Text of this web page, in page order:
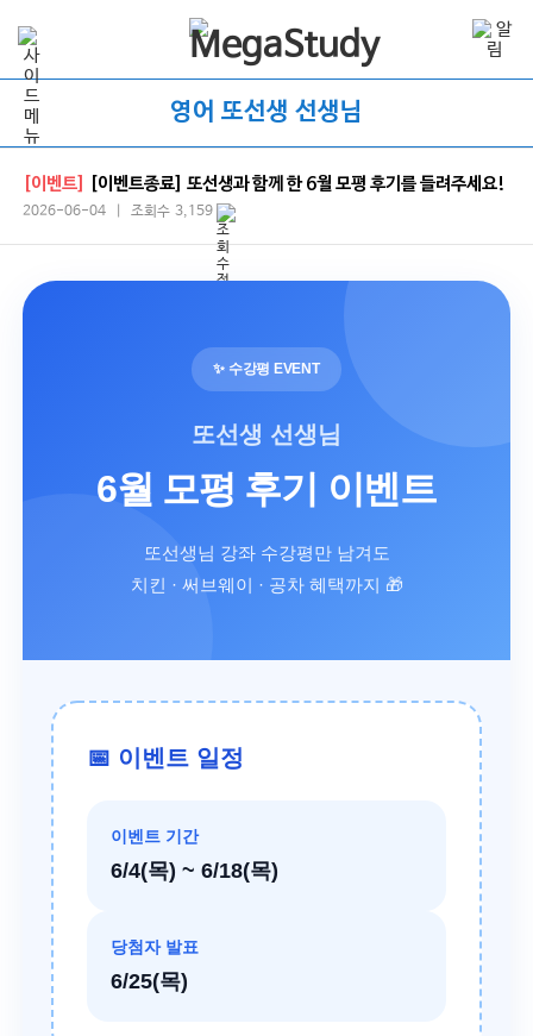
영어 또선생 선생님
[이벤트] [이벤트종료] 또선생과 함께 한 6월 모평 후기를 들려주세요!
2026-06-04 | 조회수 3,159
✨ 수강평 EVENT
또선생 선생님
6월 모평 후기 이벤트
또선생님 강좌 수강평만 남겨도
치킨 · 써브웨이 · 공차 혜택까지 🎁
📅 이벤트 일정
이벤트 기간
6/4(목) ~ 6/18(목)
당첨자 발표
6/25(목)